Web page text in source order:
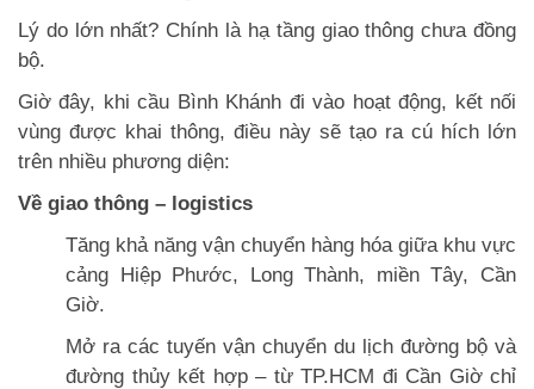
Lý do lớn nhất? Chính là hạ tầng giao thông chưa đồng
bộ.
Giờ đây, khi cầu Bình Khánh đi vào hoạt động, kết nối
vùng được khai thông, điều này sẽ tạo ra cú hích lớn
trên nhiều phương diện:
Về giao thông – logistics
Tăng khả năng vận chuyển hàng hóa giữa khu vực
cảng Hiệp Phước, Long Thành, miền Tây, Cần
Giờ.
Mở ra các tuyến vận chuyển du lịch đường bộ và
đường thủy kết hợp – từ TP.HCM đi Cần Giờ chỉ